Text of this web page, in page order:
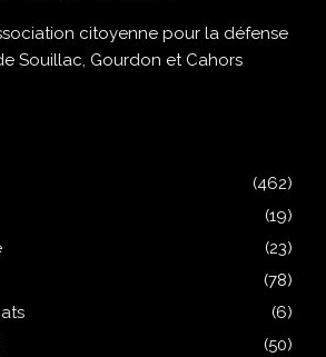
citoyenne pour la défense
Souillac, Gourdon et Cahors
(462)
(19)
(23)
(78)
(6)
(50)